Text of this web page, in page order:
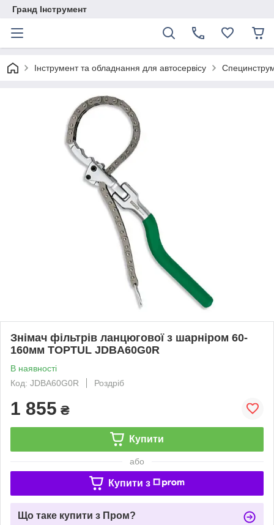
Гранд Інструмент
Інструмент та обладнання для автосервісу
Знімач фільтрів ланцюгової з шарніром 60-
160мм TOPTUL JDBA60G0R
В наявності
Код: JDBA60G0R
Роздріб
1 855 ₴
Купити
або
Купити з
Що таке купити з Пром?